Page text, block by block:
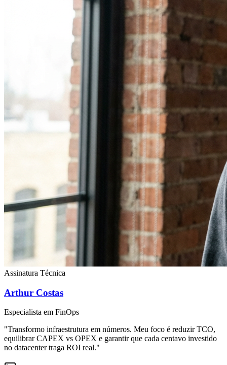
Assinatura Técnica
Arthur Costas
Especialista em FinOps
"Transformo infraestrutura em números. Meu foco é reduzir TCO,
equilibrar CAPEX vs OPEX e garantir que cada centavo investido
no datacenter traga ROI real."